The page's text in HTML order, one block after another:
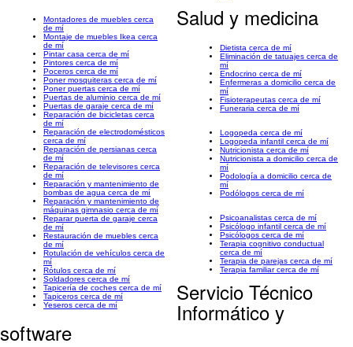
Montadores de muebles cerca
de mí
Montaje de muebles Ikea cerca
de mí
Pintar casa cerca de mí
Pintores cerca de mí
Poceros cerca de mí
Poner mosquiteras cerca de mí
Poner puertas cerca de mí
Puertas de aluminio cerca de mí
Puertas de garaje cerca de mí
Reparación de bicicletas cerca
de mí
Reparación de electrodomésticos
cerca de mí
Reparación de persianas cerca
de mí
Reparación de televisores cerca
de mí
Reparación y mantenimiento de
bombas de agua cerca de mí
Reparación y mantenimiento de
máquinas gimnasio cerca de mí
Reparar puerta de garaje cerca
de mí
Restauración de muebles cerca
de mí
Rotulación de vehículos cerca de
mí
Rótulos cerca de mí
Soldadores cerca de mí
Tapicería de coches cerca de mí
Tapiceros cerca de mí
Yeseros cerca de mí
Salud y medicina
Dietista cerca de mí
Eliminación de tatuajes cerca de
mí
Endocrino cerca de mí
Enfermeras a domicilio cerca de
mí
Fisioterapeutas cerca de mí
Funeraria cerca de mí
Logopeda cerca de mí
Logopeda infantil cerca de mí
Nutricionista cerca de mí
Nutricionista a domicilio cerca de
mí
Podología a domicilio cerca de
mí
Podólogos cerca de mí
Psicoanalistas cerca de mí
Psicólogo infantil cerca de mí
Psicólogos cerca de mí
Terapia cognitivo conductual
cerca de mí
Terapia de parejas cerca de mí
Terapia familiar cerca de mí
Servicio Técnico
Informático y
software